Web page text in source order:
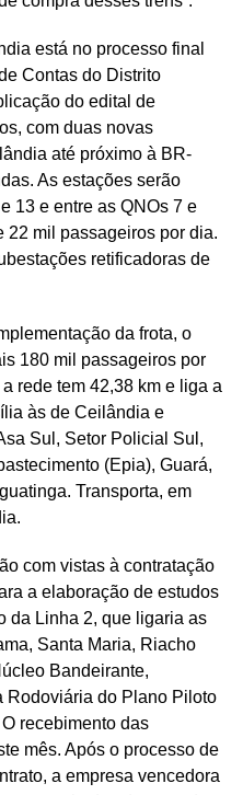
está no processo final
Contas do Distrito
do edital de
com duas novas
até próximo à BR-
As estações serão
13 e entre as QNOs 7 e
22 mil passageiros por dia.
retificadoras de
da frota, o
180 mil passageiros por
rede tem 42,38 km e liga a
às de Ceilândia e
Sul, Setor Policial Sul,
(Epia), Guará,
Transporta, em
com vistas à contratação
a elaboração de estudos
da Linha 2, que ligaria as
Santa Maria, Riacho
Bandeirante,
Rodoviária do Plano Piloto
recebimento das
mês. Após o processo de
a empresa vencedora